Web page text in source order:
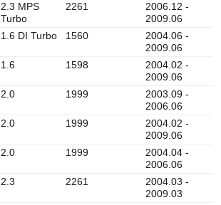
2.3 MPS
Turbo
2261
2006.12 -
2009.06
1.6 DI Turbo 1560
2004.06 -
2009.06
1.6 1598
2004.02 -
2009.06
2.0 1999
2003.09 -
2006.06
2.0 1999
2004.02 -
2009.06
2.0 1999
2004.04 -
2006.06
2.3 2261
2004.03 -
2009.03